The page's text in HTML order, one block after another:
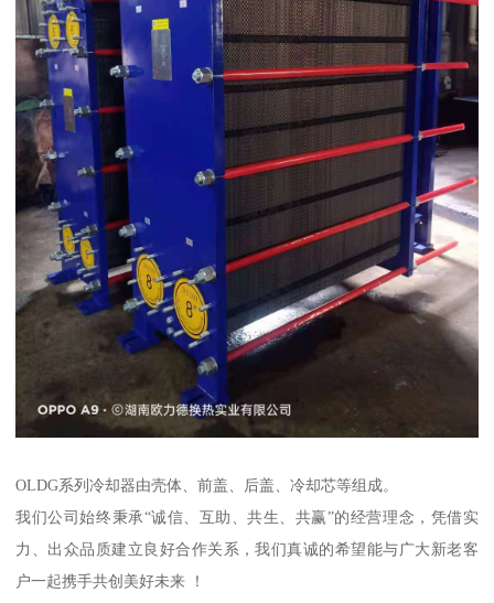
OLDG系列冷却器由壳体、前盖、后盖、冷却芯等组成。
我们公司始终秉承“诚信、互助、共生、共赢”的经营理念，凭借实
力、出众品质建立良好合作关系，我们真诚的希望能与广大新老客
户一起携手共创美好未来 ！